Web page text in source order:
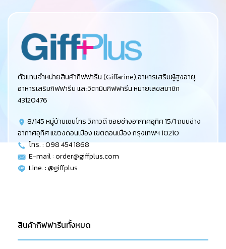
ตัวแทนจำหน่ายสินค้ากิฟฟารีน (Giffarine),อาหารเสริมผู้สูงอายุ,
อาหารเสริมกิฟฟารีน และวิตามินกิฟฟารีน หมายเลขสมาชิก
43120476
8/145 หมู่บ้านเซนโทร วิภาวดี ซอยช่างอากาศอุทิศ 15/1 ถนนช่าง
อากาศอุทิศ แขวงดอนเมือง เขตดอนเมือง กรุงเทพฯ 10210
โทร. : 098 454 1868
E-mail :order@giffplus.com
Line. : @giffplus
สินค้ากิฟฟารีนทั้งหมด